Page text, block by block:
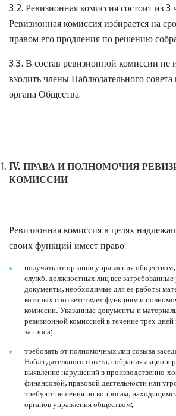
3.2. Ревизионная комиссия состоит из 3
Ревизионная комиссия избирается на
правом его продления по решению
3.3. В состав ревизионной комиссии не
входить члены Наблюдательного
органа Общества.
IV. ПРАВА И ПОЛНОМОЧИЯ
КОМИССИИ
Ревизионная комиссия в целях
своих функций имеет право:
получать от органов управления
служб, должностных лиц все затребованные
документы, необходимые для ее работы
которых соответствует функциям и
комиссии. Указанные документы и
ревизионной комиссией в течение трех дней
запроса;
требовать от полномочных лиц созыва
Наблюдательного совета, собрания
выявление нарушений в производственно-
финансовой, правовой деятельности или
требуют решения по вопросам,
органов управления обществом;